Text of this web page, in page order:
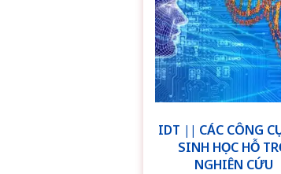
IDT || CÁC CÔNG
SINH HỌC HỖ
NGHIÊN CỨU